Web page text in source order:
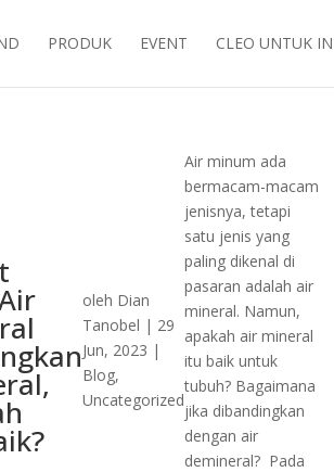
PRODUK EVENT CLEO UNTUK
oleh Dian
Tanobel | 29
Jun, 2023 |
Blog,
Uncategorized
Air minum ada
bermacam-macam
jenisnya, tetapi
satu jenis yang
paling dikenal di
pasaran adalah air
mineral. Namun,
apakah air mineral
itu baik untuk
tubuh? Bagaimana
jika dibandingkan
dengan air
demineral? Pada